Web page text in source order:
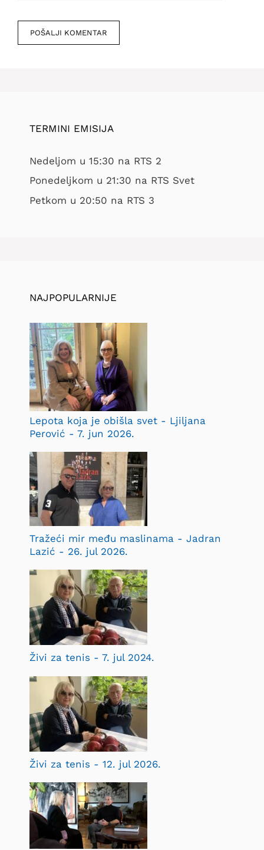
mesto
TERMINI EMISIJA
Nedeljom u 15:30 na RTS 2
Ponedeljkom u 21:30 na RTS Svet
Petkom u 20:50 na RTS 3
NAJPOPULARNIJE
Lepota koja je obišla svet - Ljiljana
Perović - 7. jun 2026.
Tražeći mir među maslinama - Jadran
Lazić - 26. jul 2026.
Živi za tenis - 7. jul 2024.
Živi za tenis - 12. jul 2026.